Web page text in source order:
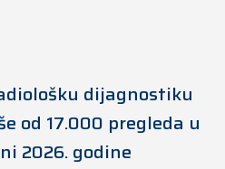
dijagnostiku
od 17.000 pregleda u
2026. godine